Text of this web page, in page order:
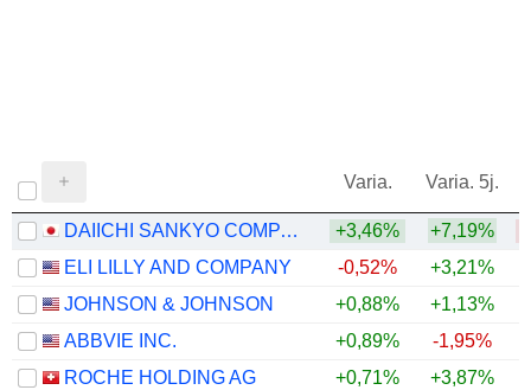
Varia. Varia. 5j.
DAIICHI SANKYO COMPANY, LIMITED +3,46% +7,19%
ELI LILLY AND COMPANY
-0,52% +3,21%
JOHNSON & JOHNSON
+0,88% +1,13%
ABBVIE INC.
+0,89% -1,95%
ROCHE HOLDING AG
+0,71% +3,87%